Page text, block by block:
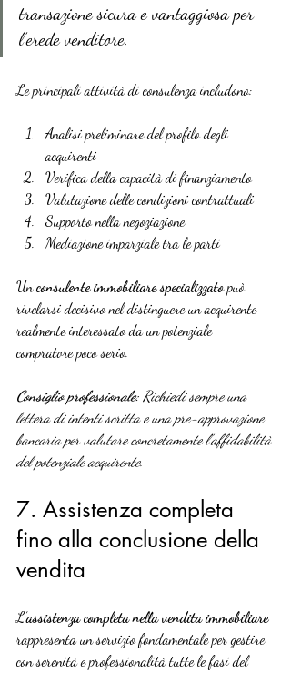
transazione sicura e vantaggiosa per
l’erede venditore.
Le principali attività di consulenza includono:
Analisi preliminare del profilo degli
acquirenti
Verifica della capacità di finanziamento
Valutazione delle condizioni contrattuali
Supporto nella negoziazione
Mediazione imparziale tra le parti
Un consulente immobiliare specializzato può
rivelarsi decisivo nel distinguere un acquirente
realmente interessato da un potenziale
compratore poco serio.
Consiglio professionale: Richiedi sempre una
lettera di intenti scritta e una pre-approvazione
bancaria per valutare concretamente l’affidabilità
del potenziale acquirente.
7. Assistenza completa
fino alla conclusione della
vendita
L’assistenza completa nella vendita immobiliare
rappresenta un servizio fondamentale per gestire
con serenità e professionalità tutte le fasi del